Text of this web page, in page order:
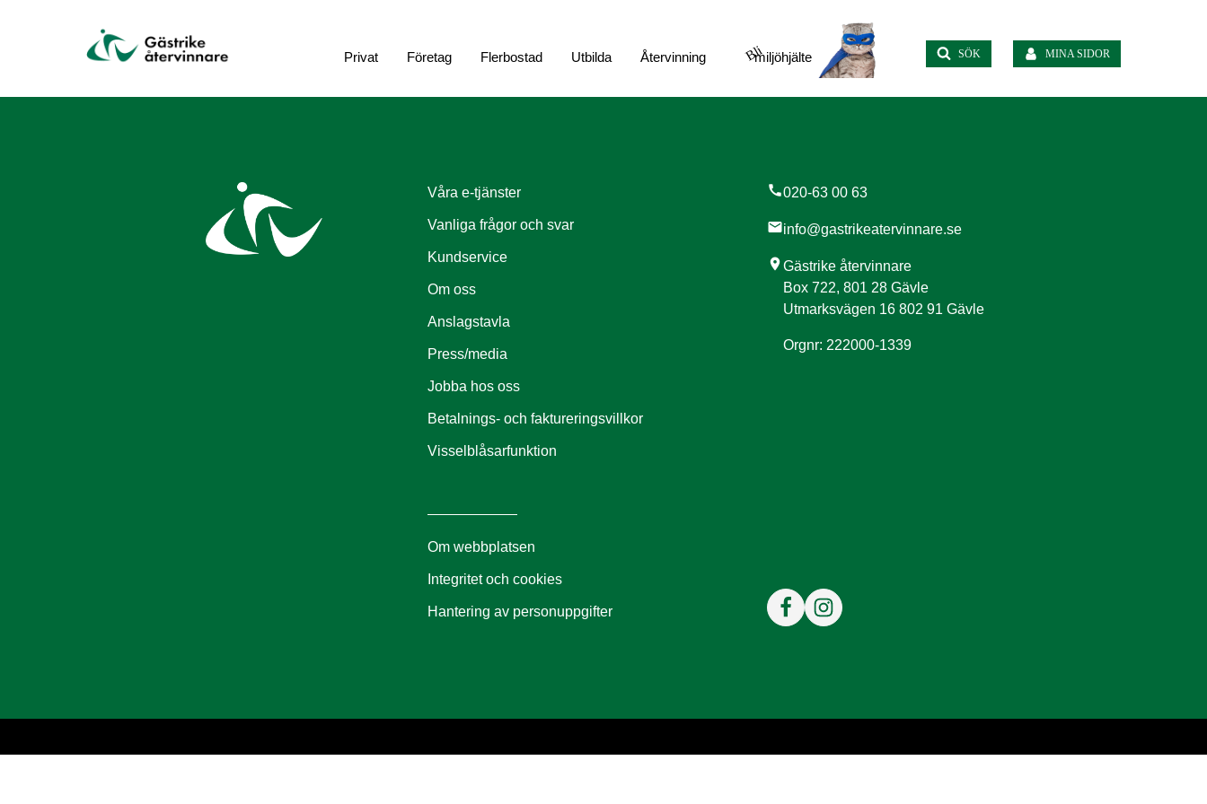
Privat Företag Flerbostad Utbilda Återvinning Blimiljöhjälte SÖK MINA SIDOR
Våra e-tjänster
Vanliga frågor och svar
Kundservice
Om oss
Anslagstavla
Press/media
Jobba hos oss
Betalnings- och faktureringsvillkor
Visselblåsarfunktion
Om webbplatsen
Integritet och cookies
Hantering av personuppgifter
call020-63 00 63
mailinfo@gastrikeatervinnare.se
location_onGästrike återvinnare
Box 722, 801 28 Gävle
Utmarksvägen 16 802 91 Gävle
Orgnr: 222000-1339